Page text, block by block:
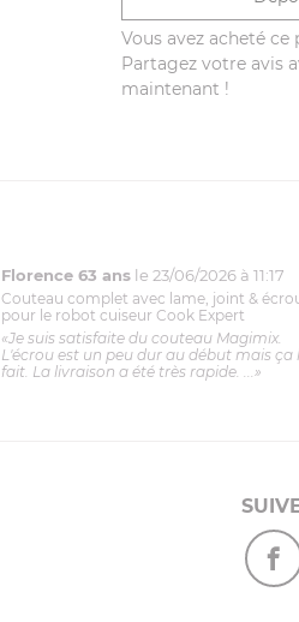
Vous avez acheté
Partagez votre avis
maintenant !
Florence 63 ans le 23/06/2026 à 11:17
Couteau complet avec lame, joint &
pour le robot cuiseur Cook Expert
«Je suis satisfaite du couteau Magimix.
L'écrou est un peu dur au début mais ça
fait. La livraison a été très rapide. ...»